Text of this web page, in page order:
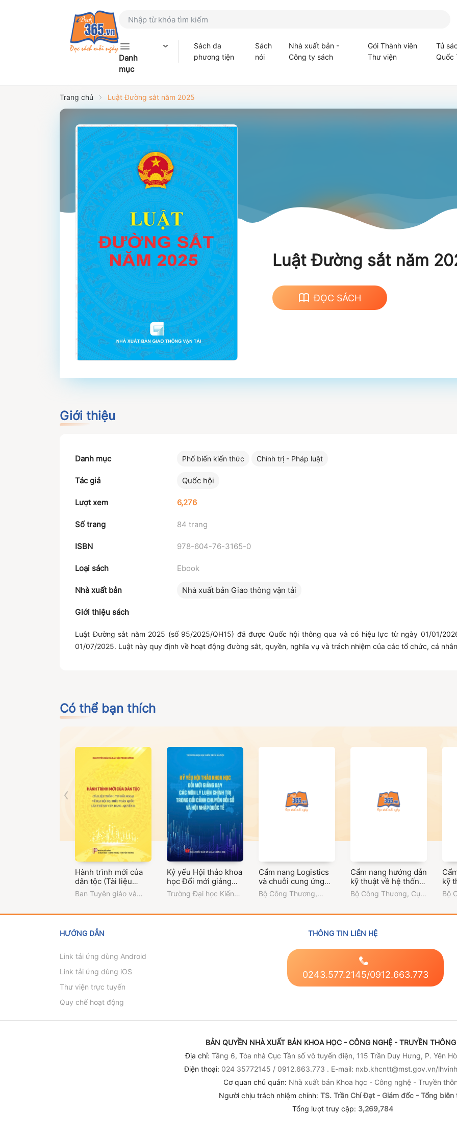
Danh
mục
Sách đa
phương tiện
Sách
nói
Nhà xuất bản -
Công ty sách
Gói Thành viên
Thư viện
Tủ
Quốc
Trang chủ Luật Đường sắt năm 2025
Luật Đường sắt năm
ĐỌC SÁCH
Giới thiệu
Danh mục Phổ biến kiến thức Chính trị - Pháp luật
Tác giả Quốc hội
Lượt xem 6,276
Số trang 84 trang
ISBN 978-604-76-3165-0
Loại sách Ebook
Nhà xuất bản Nhà xuất bản Giao thông vận tải
Giới thiệu sách
Luật Đường sắt năm 2025 (số 95/2025/QH15) đã được Quốc hội thông qua và có hiệu lực từ ngày 01/01/
01/07/2025. Luật này quy định về hoạt động đường sắt, quyền, nghĩa vụ và trách nhiệm của các tổ chức, cá
Có thể bạn thích
Hành trình mới của
dân tộc (Tài liệu
thông tin đối ngoại
về Đại hội đại biểu
của Đảng - Quyển 3)
Ban Tuyên giáo và
Kỷ yếu Hội thảo khoa
học Đổi mới giảng
dạy các môn Lý luận
chính trị trong bối
và hội nhập quốc tế
Trường Đại học Kiến
Cẩm nang Logistics
và chuỗi cung ứng
hàng hóa Việt Nam -
Mexico
Bộ Công Thương,
tại Mexico
Cẩm nang hướng dẫn
kỹ thuật về hệ thống
làm lạnh và làm mát
công nghiệp nhằm
hiệu quả năng lượng
trong các ngành
công nghiệp
Bộ Công Thương, Cục
Chuyển đổi xanh và
kỹ
và
Bộ
HƯỚNG DẪN
Link tải ứng dùng Android
Link tải ứng dùng iOS
Thư viện trực tuyến
Quy chế hoạt động
THÔNG TIN LIÊN HỆ
0243.577.2145/0912.663.773
BẢN QUYỀN NHÀ XUẤT BẢN KHOA HỌC - CÔNG NGHỆ - TRUYỀN
Địa chỉ: Tầng 6, Tòa nhà Cục Tần số vô tuyến điện, 115 Trần Duy Hưng, P. Yên
Điện thoại: 024 35772145 / 0912.663.773 . E-mail: nxb.khcntt@mst.gov.vn/
Cơ quan chủ quản: Nhà xuất bản Khoa học - Công nghệ - Truyền
Người chịu trách nhiệm chính: TS. Trần Chí Đạt - Giám đốc - Tổng biên
Tổng lượt truy cập: 3,269,784